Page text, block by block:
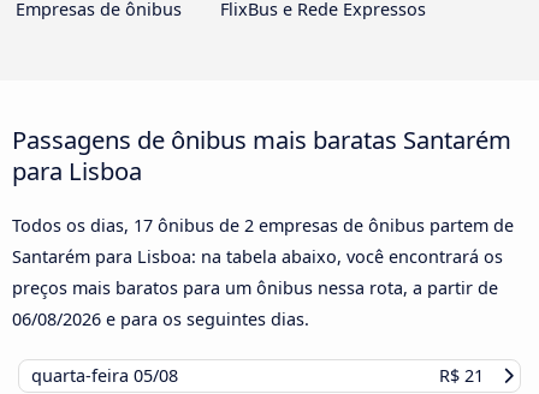
Empresas de ônibus
FlixBus e Rede Expressos
Passagens de ônibus mais baratas Santarém
para Lisboa
Todos os dias, 17 ônibus de 2 empresas de ônibus partem de
Santarém para Lisboa: na tabela abaixo, você encontrará os
preços mais baratos para um ônibus nessa rota, a partir de
06/08/2026 e para os seguintes dias.
quarta-feira 05/08
R$ 21